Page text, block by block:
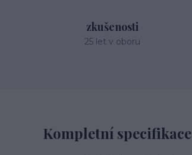
zkušenosti
25 let v oboru
Kompletní specifikace